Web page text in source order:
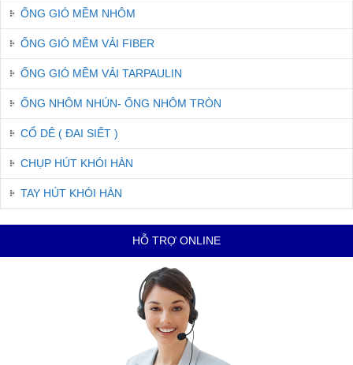
ỐNG GIÓ MỀM NHÔM
ỐNG GIÓ MỀM VẢI FIBER
ỐNG GIÓ MỀM VẢI TARPAULIN
ỐNG NHÔM NHÚN- ỐNG NHÔM TRÒN
CỔ DÊ ( ĐAI SIẾT )
CHỤP HÚT KHÓI HÀN
TAY HÚT KHÓI HÀN
HỖ TRỢ ONLINE